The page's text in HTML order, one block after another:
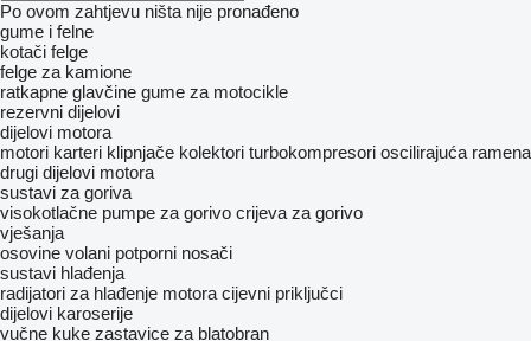
Po ovom zahtjevu ništa nije pronađeno
gume i felne
kotači felge
felge za kamione
ratkapne glavčine gume za motocikle
rezervni dijelovi
dijelovi motora
motori karteri klipnjače kolektori turbokompresori oscilirajuća ramena
drugi dijelovi motora
sustavi za goriva
visokotlačne pumpe za gorivo crijeva za gorivo
vješanja
osovine volani potporni nosači
sustavi hlađenja
radijatori za hlađenje motora cijevni priključci
dijelovi karoserije
vučne kuke zastavice za blatobran